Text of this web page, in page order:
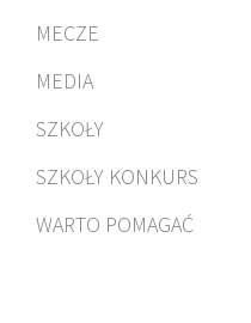
MECZE
MEDIA
SZKOŁY
SZKOŁY KONKURS
WARTO POMAGAĆ